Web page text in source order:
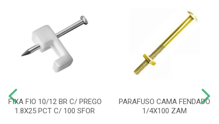
FIXA FIO 10/12 BR C/ PREGO
1.8X25 PCT C/ 100 SFOR
PARAFUSO CAMA FENDADO
1/4X100 ZAM